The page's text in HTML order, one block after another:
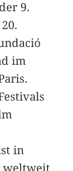
9.
im
in
weltweit